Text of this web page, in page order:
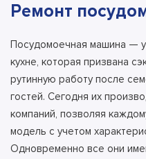
Ремонт
Посудомоечная машина —
кухне, которая призвана
рутинную работу после
гостей. Сегодня их
компаний, позволяя
модель с учетом
Одновременно все они